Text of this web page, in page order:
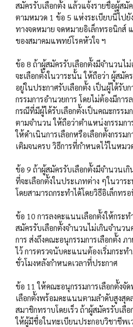
สมัครรับเลือกตั้ง แล้วแจ้งรายชื่อผู้ส
ตามหมวด 1 ข้อ 5 แห่งระเบียบนี้ไป
ทางจดหมาย จดหมายอิเล็กทรอนิกส์
ของสมาคมแพทย์โรคหัวใจ​ ฯ
ข้อ 8 ถ้าผู้สมัครรับเลือกตั้งมีจำนวนไ
จะเลือกตั้งในวาระนั้น ให้ถือว่า ผู้สมัค
อยู่ในประกาศรับเลือกตั้ง เป็นผู้ได้รับ
กรรมการอำนวยการ โดยไม่ต้องมีกา
กรณีที่มีผู้ได้รับเลือกตั้งเป็นคณะกรรม
ตามจำนวน ให้ถือว่าตำแหน่งกรรมก
ให้ดำเนินการเลือกหรือเลือกตั้งกรร
เติมจนครบ วิธีการที่กำหนดไว้ในหม
ข้อ 9 ถ้าผู้สมัครรับเลือกตั้งมีจำนวนเกิ
ที่จะเลือกตั้งในประเภทต่าง ๆในวาร
โดยสามารถกระทำได้โดยวิธีอิเล็กทร
ข้อ 10 การลงคะแนนเลือกตั้งให้กระท
สมัครรับเลือกตั้งจำนวนไม่เกินจำนว
การ ส่งถึงคณะอนุกรรมการเลือกตั้ง ภ
ไว้ การตรวจนับคะแนนต้องเริ่มกระท
ชั่วโมงหลังกำหนดเวลาที่ประกาศ
ข้อ 11 ให้คณะอนุกรรมการเลือกตั้งจั
เลือกตั้งพร้อมคะแนนตามลำดับสูงสุด
สมาชิกทราบโดยเร็ว ถ้าผู้สมัครรับเลื
ให้ผู้มีชื่อในทะเบียนประกอบวิชาชีพเ